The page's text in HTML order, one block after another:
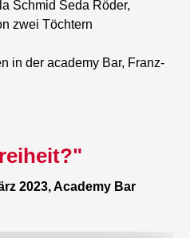
Schmid Seda Röder,
zwei Töchtern
in der academy Bar, Franz-
2023, Academy Bar